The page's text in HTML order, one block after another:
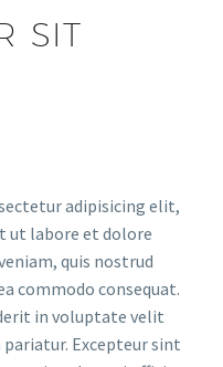
SIT
adipisicing elit,
ut labore et dolore
quis nostrud
commodo consequat.
in voluptate velit
Excepteur sint